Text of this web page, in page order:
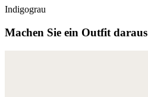
Indigograu
Machen Sie ein Outfit daraus